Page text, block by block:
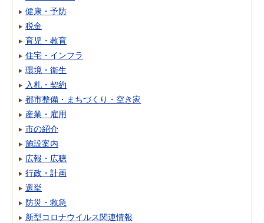
健康・予防
税金
育児・教育
住宅・インフラ
環境・衛生
入札・契約
都市整備・まちづくり・空き家
産業・雇用
市の紹介
施設案内
広報・広聴
行政・計画
選挙
防災・救急
新型コロナウイルス関連情報